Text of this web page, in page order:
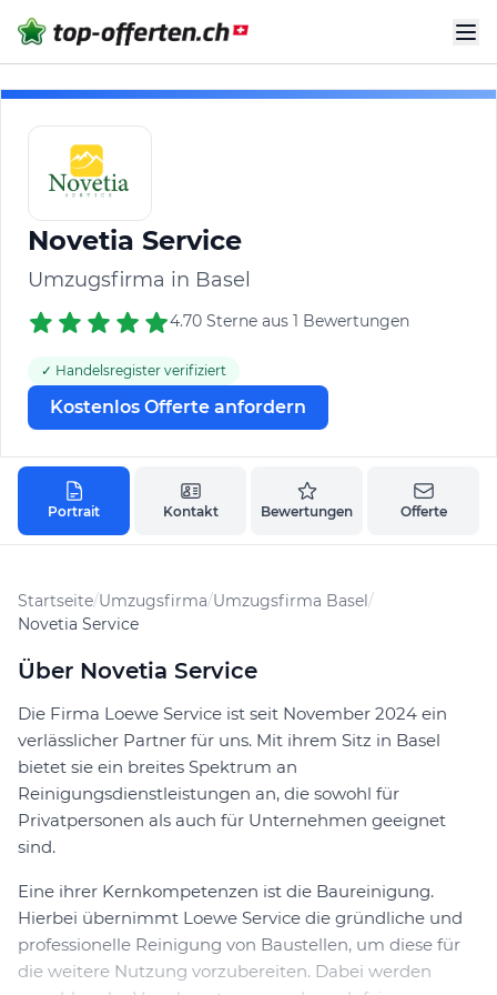
Novetia Service
Umzugsfirma in Basel
4.70 Sterne aus 1 Bewertungen
✓ Handelsregister verifiziert
Kostenlos Offerte anfordern
Portrait Kontakt Bewertungen Offerte
Startseite/Umzugsfirma/Umzugsfirma Basel/
Novetia Service
Über Novetia Service
Die Firma Loewe Service ist seit November 2024 ein
verlässlicher Partner für uns. Mit ihrem Sitz in Basel
bietet sie ein breites Spektrum an
Reinigungsdienstleistungen an, die sowohl für
Privatpersonen als auch für Unternehmen geeignet
sind.
Eine ihrer Kernkompetenzen ist die Baureinigung.
Hierbei übernimmt Loewe Service die gründliche und
professionelle Reinigung von Baustellen, um diese für
die weitere Nutzung vorzubereiten. Dabei werden